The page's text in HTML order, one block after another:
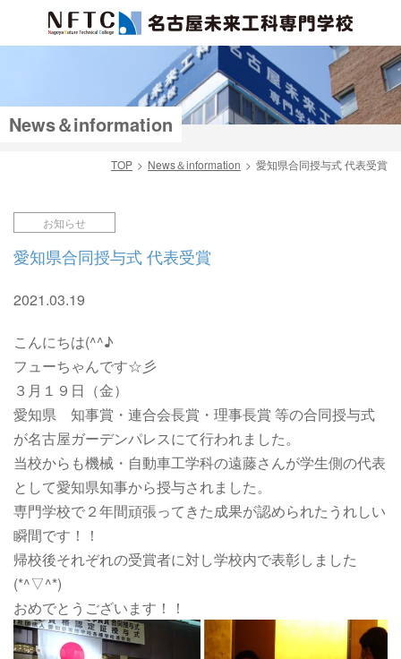
News＆information
TOP News＆information 愛知県合同授与式 代表受賞
お知らせ
愛知県合同授与式 代表受賞
2021.03.19
こんにちは(^^♪
フューちゃんです☆彡
３月１９日（金）
愛知県 知事賞・連合会長賞・理事長賞 等の合同授与式
が名古屋ガーデンパレスにて行われました。
当校からも機械・自動車工学科の遠藤さんが学生側の代表
として愛知県知事から授与されました。
専門学校で２年間頑張ってきた成果が認められたうれしい
瞬間です！！
帰校後それぞれの受賞者に対し学校内で表彰しました
(*^▽^*)
おめでとうございます！！